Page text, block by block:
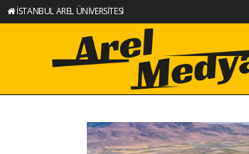
İSTANBUL AREL ÜNİVERSİTESİ